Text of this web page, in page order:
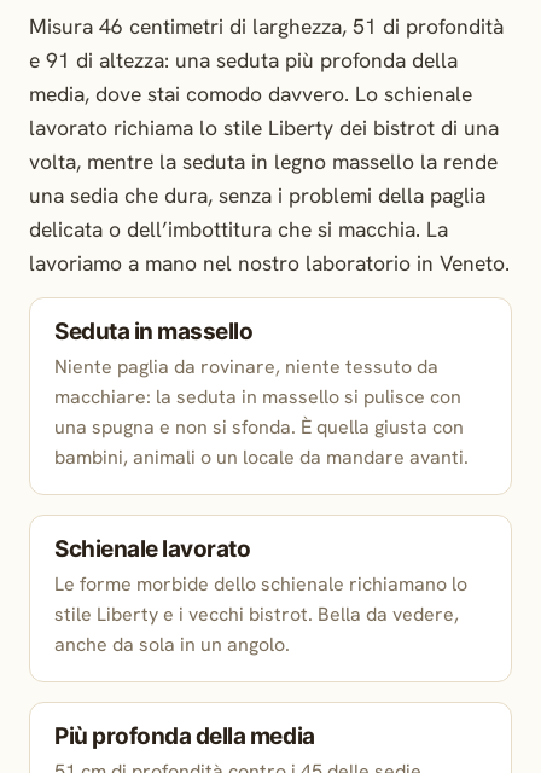
Misura 46 centimetri di larghezza, 51 di profondità
e 91 di altezza: una seduta più profonda della
media, dove stai comodo davvero. Lo schienale
lavorato richiama lo stile Liberty dei bistrot di una
volta, mentre la seduta in legno massello la rende
una sedia che dura, senza i problemi della paglia
delicata o dell’imbottitura che si macchia. La
lavoriamo a mano nel nostro laboratorio in Veneto.
Seduta in massello
Niente paglia da rovinare, niente tessuto da
macchiare: la seduta in massello si pulisce con
una spugna e non si sfonda. È quella giusta con
bambini, animali o un locale da mandare avanti.
Schienale lavorato
Le forme morbide dello schienale richiamano lo
stile Liberty e i vecchi bistrot. Bella da vedere,
anche da sola in un angolo.
Più profonda della media